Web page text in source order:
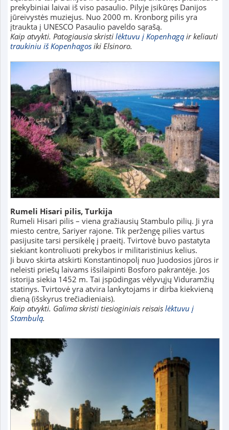
prekybiniai laivai iš viso pasaulio. Pilyje įsikūręs Danijos
jūreivystės muziejus. Nuo 2000 m. Kronborg pilis yra
įtraukta į UNESCO Pasaulio paveldo sąrašą.
Kaip atvykti. Patogiausia skristi lėktuvu į Kopenhagąir keliauti
traukiniu iš Kopenhagosiki Elsinoro.
Rumeli Hisari pilis, Turkija
Rumeli Hisari pilis – viena gražiausių Stambulo pilių. Ji yra
miesto centre, Sariyer rajone. Tik peržengę pilies vartus
pasijusite tarsi persikėlę į praeitį. Tvirtovė buvo pastatyta
siekiant kontroliuoti prekybos ir militaristinius kelius.
Ji buvo skirta atskirti Konstantinopolį nuo Juodosios jūros ir
neleisti priešų laivams išsilaipinti Bosforo pakrantėje. Jos
istorija siekia 1452 m. Tai įspūdingas vėlyvųjų Viduramžių
statinys. Tvirtovė yra atvira lankytojams ir dirba kiekvieną
dieną (išskyrus trečiadieniais).
Kaip atvykti. Galima skristi tiesioginiais reisais lėktuvu į
Stambulą.